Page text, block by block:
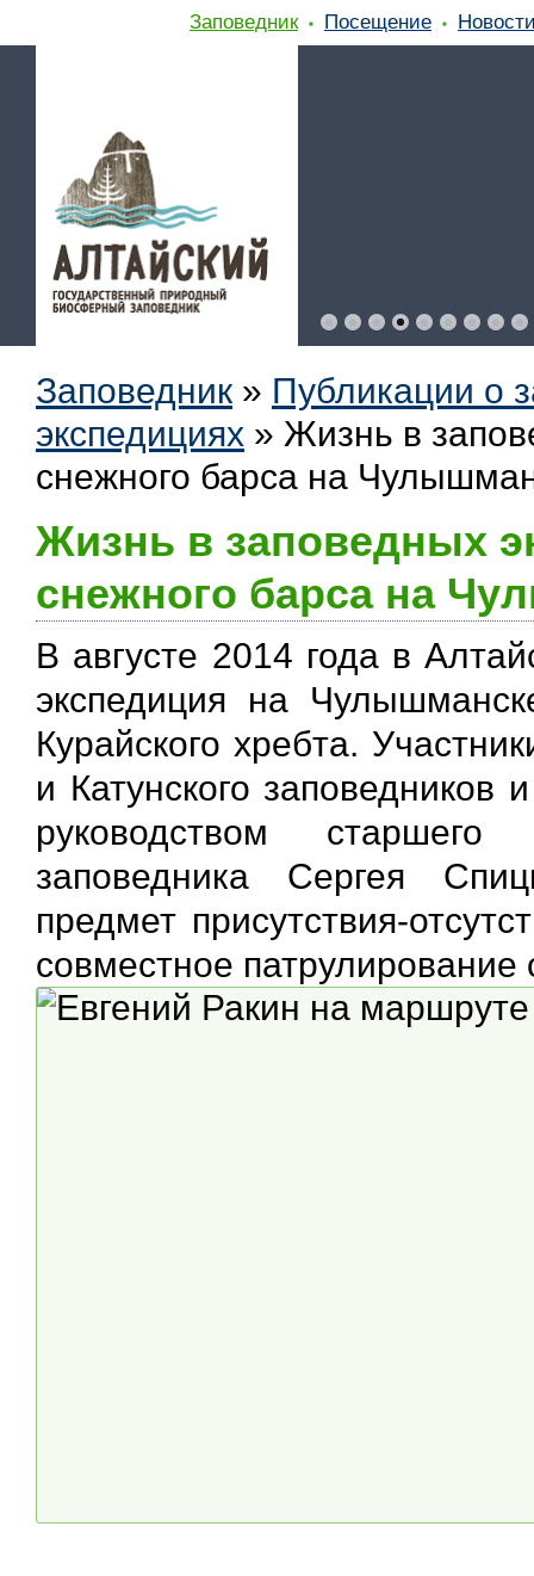
Заповедник Посещение
Заповедник » Публикации о
экспедициях » Жизнь в
снежного барса на
Жизнь в заповедных
снежного барса на
В августе 2014 года в
экспедиция на
Курайского хребта.
и Катунского
руководством старшего
заповедника Сергея
предмет присутствия-
совместное